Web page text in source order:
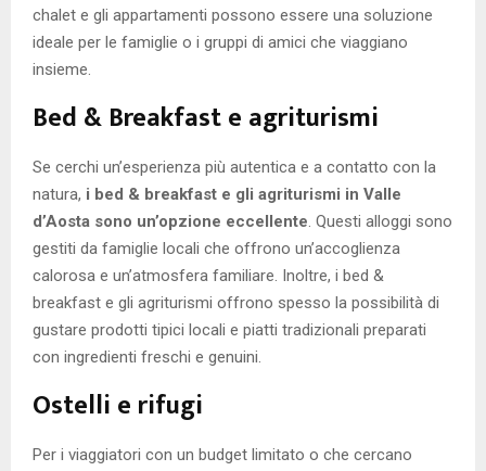
chalet e gli appartamenti possono essere una soluzione
ideale per le famiglie o i gruppi di amici che viaggiano
insieme.
Bed & Breakfast e agriturismi
Se cerchi un’esperienza più autentica e a contatto con la
natura, i bed & breakfast e gli agriturismi in Valle
d’Aosta sono un’opzione eccellente. Questi alloggi sono
gestiti da famiglie locali che offrono un’accoglienza
calorosa e un’atmosfera familiare. Inoltre, i bed &
breakfast e gli agriturismi offrono spesso la possibilità di
gustare prodotti tipici locali e piatti tradizionali preparati
con ingredienti freschi e genuini.
Ostelli e rifugi
Per i viaggiatori con un budget limitato o che cercano